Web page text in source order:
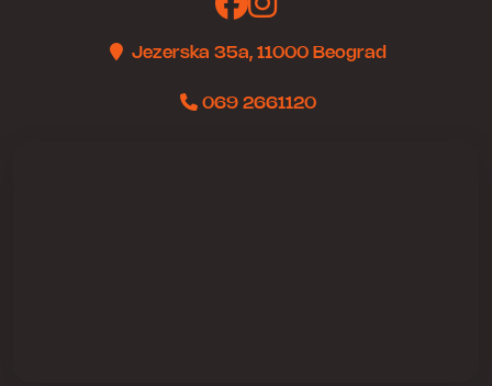
Jezerska 35a, 11000 Beograd
069 2661120